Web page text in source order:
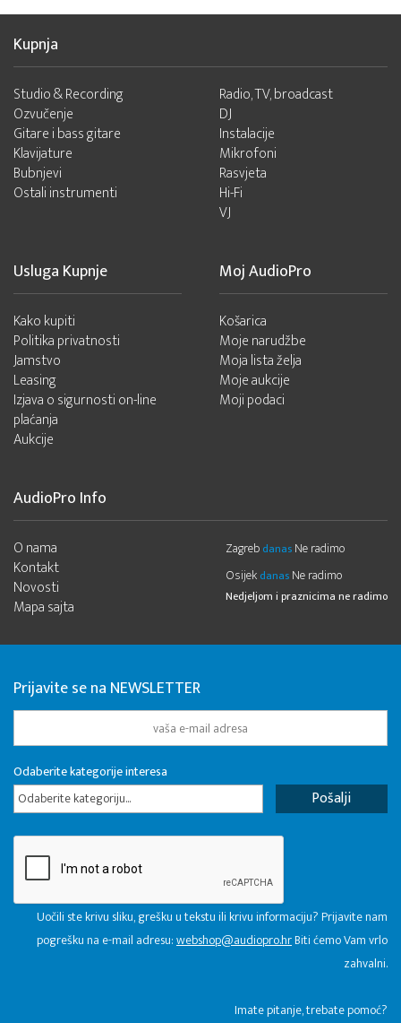
Kupnja
Studio & Recording
Ozvučenje
Gitare i bass gitare
Klavijature
Bubnjevi
Ostali instrumenti
Radio, TV, broadcast
DJ
Instalacije
Mikrofoni
Rasvjeta
Hi-Fi
VJ
Usluga Kupnje
Kako kupiti
Politika privatnosti
Jamstvo
Leasing
Izjava o sigurnosti on-line
plaćanja
Aukcije
Moj AudioPro
Košarica
Moje narudžbe
Moja lista želja
Moje aukcije
Moji podaci
AudioPro Info
O nama
Kontakt
Novosti
Mapa sajta
Zagreb danas Ne radimo
Osijek danas Ne radimo
Nedjeljom i praznicima ne radimo
Prijavite se na NEWSLETTER
Odaberite kategorije interesa
Odaberite kategoriju...
Uočili ste krivu sliku, grešku u tekstu ili krivu informaciju? Prijavite nam
pogrešku na e-mail adresu:webshop@audiopro.hrBiti ćemo Vam vrlo
zahvalni.
​Imate pitanje, trebate pomoć?